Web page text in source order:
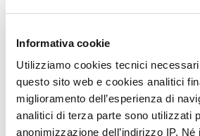
Informativa cookie
Utilizziamo cookies tecnici
questo sito web e cookies analitici
miglioramento dell’esperienza di
analitici di terza parte sono utilizzati
anonimizzazione dell’indirizzo IP.
Diagnosi -Diagnosi clinico-strumentale
Diagnosi prenatale -
Difetti dell'udito -Difetti della vista -
Diidrotestosterone (DHT)
Disbiosi e malattia
Disbiosi permittente
Discriminazione -Disfunzioni ormonali